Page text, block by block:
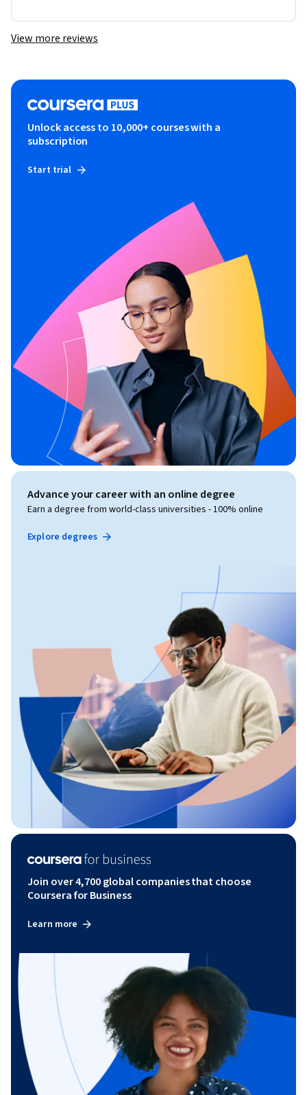
View more reviews
Unlock access to 10,000+ courses with a
subscription
Start trial
Advance your career with an online degree
Earn a degree from world-class universities - 100% online
Explore degrees
Join over 4,700 global companies that choose
Coursera for Business
Learn more